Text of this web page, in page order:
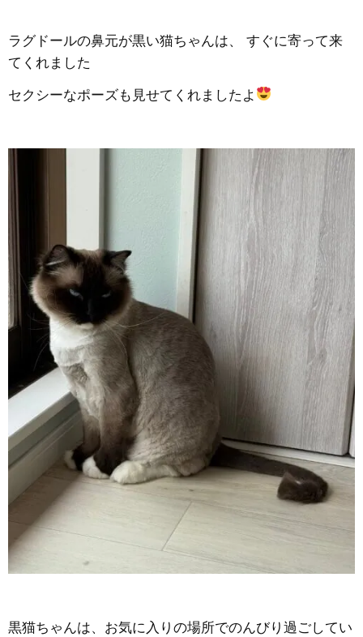
ラグドールの鼻元が黒い猫ちゃんは、 すぐに寄って来
てくれました
セクシーなポーズも見せてくれましたよ
黒猫ちゃんは、お気に入りの場所でのんびり過ごしてい